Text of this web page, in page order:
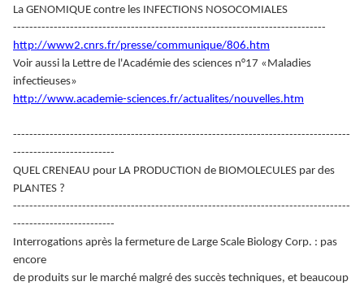
La GENOMIQUE contre les INFECTIONS NOSOCOMIALES
-----------------------------------------------------------------------------
http://www2.cnrs.fr/presse/communique/806.htm
Voir aussi la Lettre de l'Académie des sciences n°17 «Maladies
infectieuses»
http://www.academie-sciences.fr/actualites/nouvelles.htm
-----------------------------------------------------------------------------------
-------------------------
QUEL CRENEAU pour LA PRODUCTION de BIOMOLECULES par des
PLANTES ?
-----------------------------------------------------------------------------------
-------------------------
Interrogations après la fermeture de Large Scale Biology Corp. : pas
encore
de produits sur le marché malgré des succès techniques, et beaucoup